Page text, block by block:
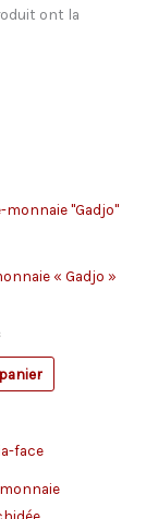
ont la
« Gadjo »